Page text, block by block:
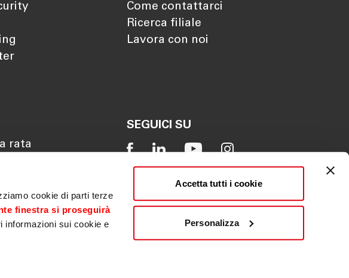
cookie di parti terze
finestra si proseguirà
informazioni sui cookie e
Accetta tutti i cookie
Personalizza
rata
Come contattarci
Ricerca filiale
Lavora con noi
SEGUICI SU